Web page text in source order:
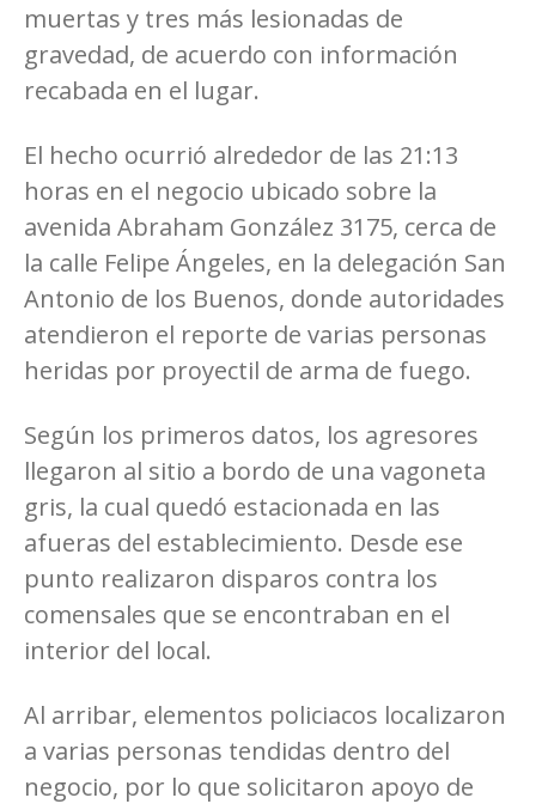
muertas y tres más lesionadas de
gravedad, de acuerdo con información
recabada en el lugar.
El hecho ocurrió alrededor de las 21:13
horas en el negocio ubicado sobre la
avenida Abraham González 3175, cerca de
la calle Felipe Ángeles, en la delegación San
Antonio de los Buenos, donde autoridades
atendieron el reporte de varias personas
heridas por proyectil de arma de fuego.
Según los primeros datos, los agresores
llegaron al sitio a bordo de una vagoneta
gris, la cual quedó estacionada en las
afueras del establecimiento. Desde ese
punto realizaron disparos contra los
comensales que se encontraban en el
interior del local.
Al arribar, elementos policiacos localizaron
a varias personas tendidas dentro del
negocio, por lo que solicitaron apoyo de